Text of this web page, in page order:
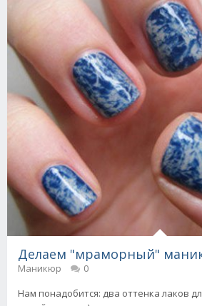
Делаем "мраморный"
Маникюр
0
Нам понадобится: два оттенка лаков